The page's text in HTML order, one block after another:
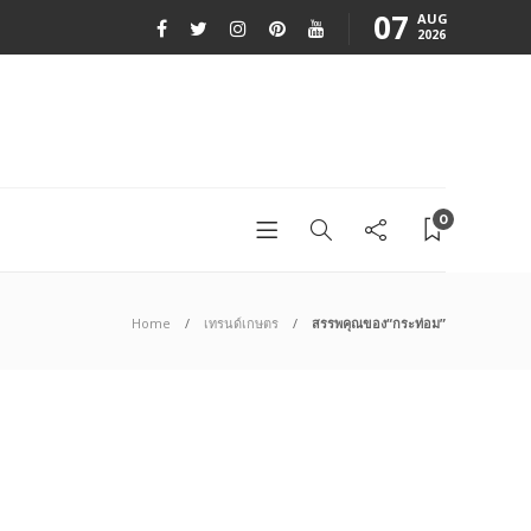
07 AUG
2026
0
Home เทรนด์เกษตร สรรพคุณของ“กระท่อม”